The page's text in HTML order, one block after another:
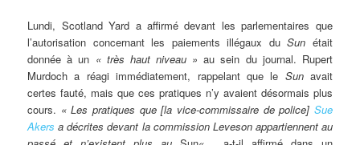
Lundi, Scotland Yard a affirmé devant les parlementaires que
l’autorisation concernant les paiements illégaux duSun était
donnée à un « très haut niveau » au sein du journal. Rupert
Murdoch a réagi immédiatement, rappelant que le Sunavait
certes fauté, mais que ces pratiques n’y avaient désormais plus
cours. « Les pratiques que [la vice-commissaire de police] Sue
Akers a décrites devant la commission Leveson appartiennent au